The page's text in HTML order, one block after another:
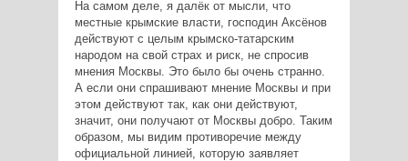
На самом деле, я далёк от мысли, что
местные крымские власти, господин Аксёнов
действуют с целым крымско-татарским
народом на свой страх и риск, не спросив
мнения Москвы. Это было бы очень странно.
А если они спрашивают мнение Москвы и при
этом действуют так, как они действуют,
значит, они получают от Москвы добро. Таким
образом, мы видим противоречие между
официальной линией, которую заявляет